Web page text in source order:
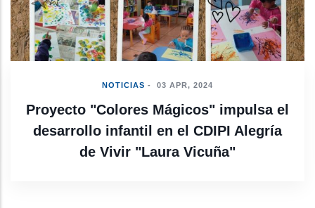
NOTICIAS - 19 AUG, 2025
GRADUACIÓN PREBÁSICA CDIPI-FDB
2024-2025